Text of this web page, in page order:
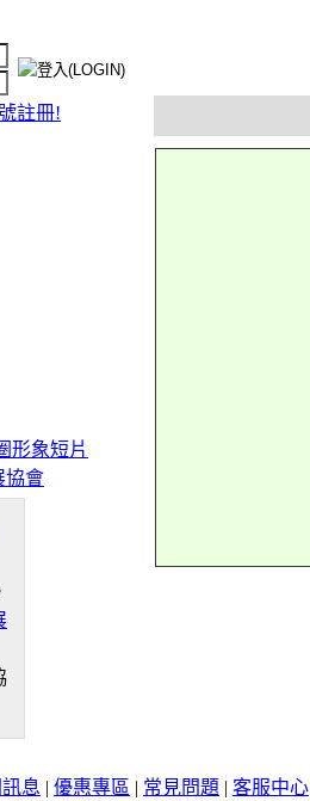
註冊!
息 | 優惠專區 | 常見問題 | 客服中心